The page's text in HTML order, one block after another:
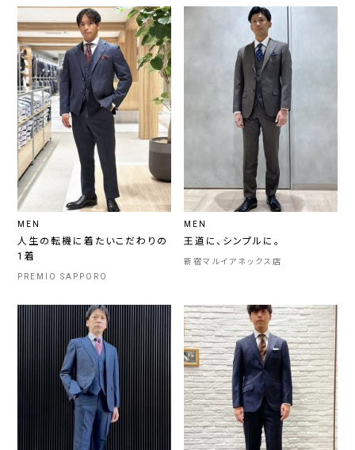
MEN
人生の転機に着たいこだわりの
1着
PREMIO SAPPORO
MEN
王道に、シンプルに。
新宿マルイアネックス店